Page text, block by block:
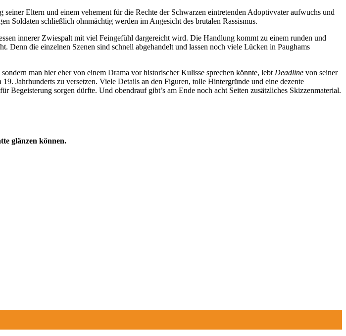
Eltern und einem vehement für die Rechte der Schwarzen eintretenden Adoptivvater aufwuchs und
Soldaten schließlich ohnmächtig werden im Angesicht des brutalen Rassismus.
innerer Zwiespalt mit viel Feingefühl dargereicht wird. Die Handlung kommt zu einem runden und
Denn die einzelnen Szenen sind schnell abgehandelt und lassen noch viele Lücken in Paughams
man hier eher von einem Drama vor historischer Kulisse sprechen könnte, lebt Deadline von seiner
Jahrhunderts zu versetzen. Viele Details an den Figuren, tolle Hintergründe und eine dezente
sorgen dürfte. Und obendrauf gibt’s am Ende noch acht Seiten zusätzliches Skizzenmaterial.
glänzen können.